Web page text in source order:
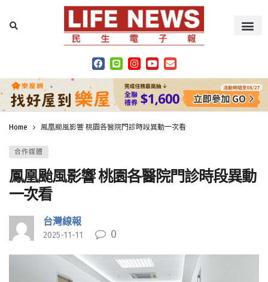
Home 鳳凰颱風影響 桃園各醫院門診時段異動一次看
合作媒體
鳳凰颱風影響 桃園各醫院門診時段異動
一次看
台灣線報
2025-11-11 0